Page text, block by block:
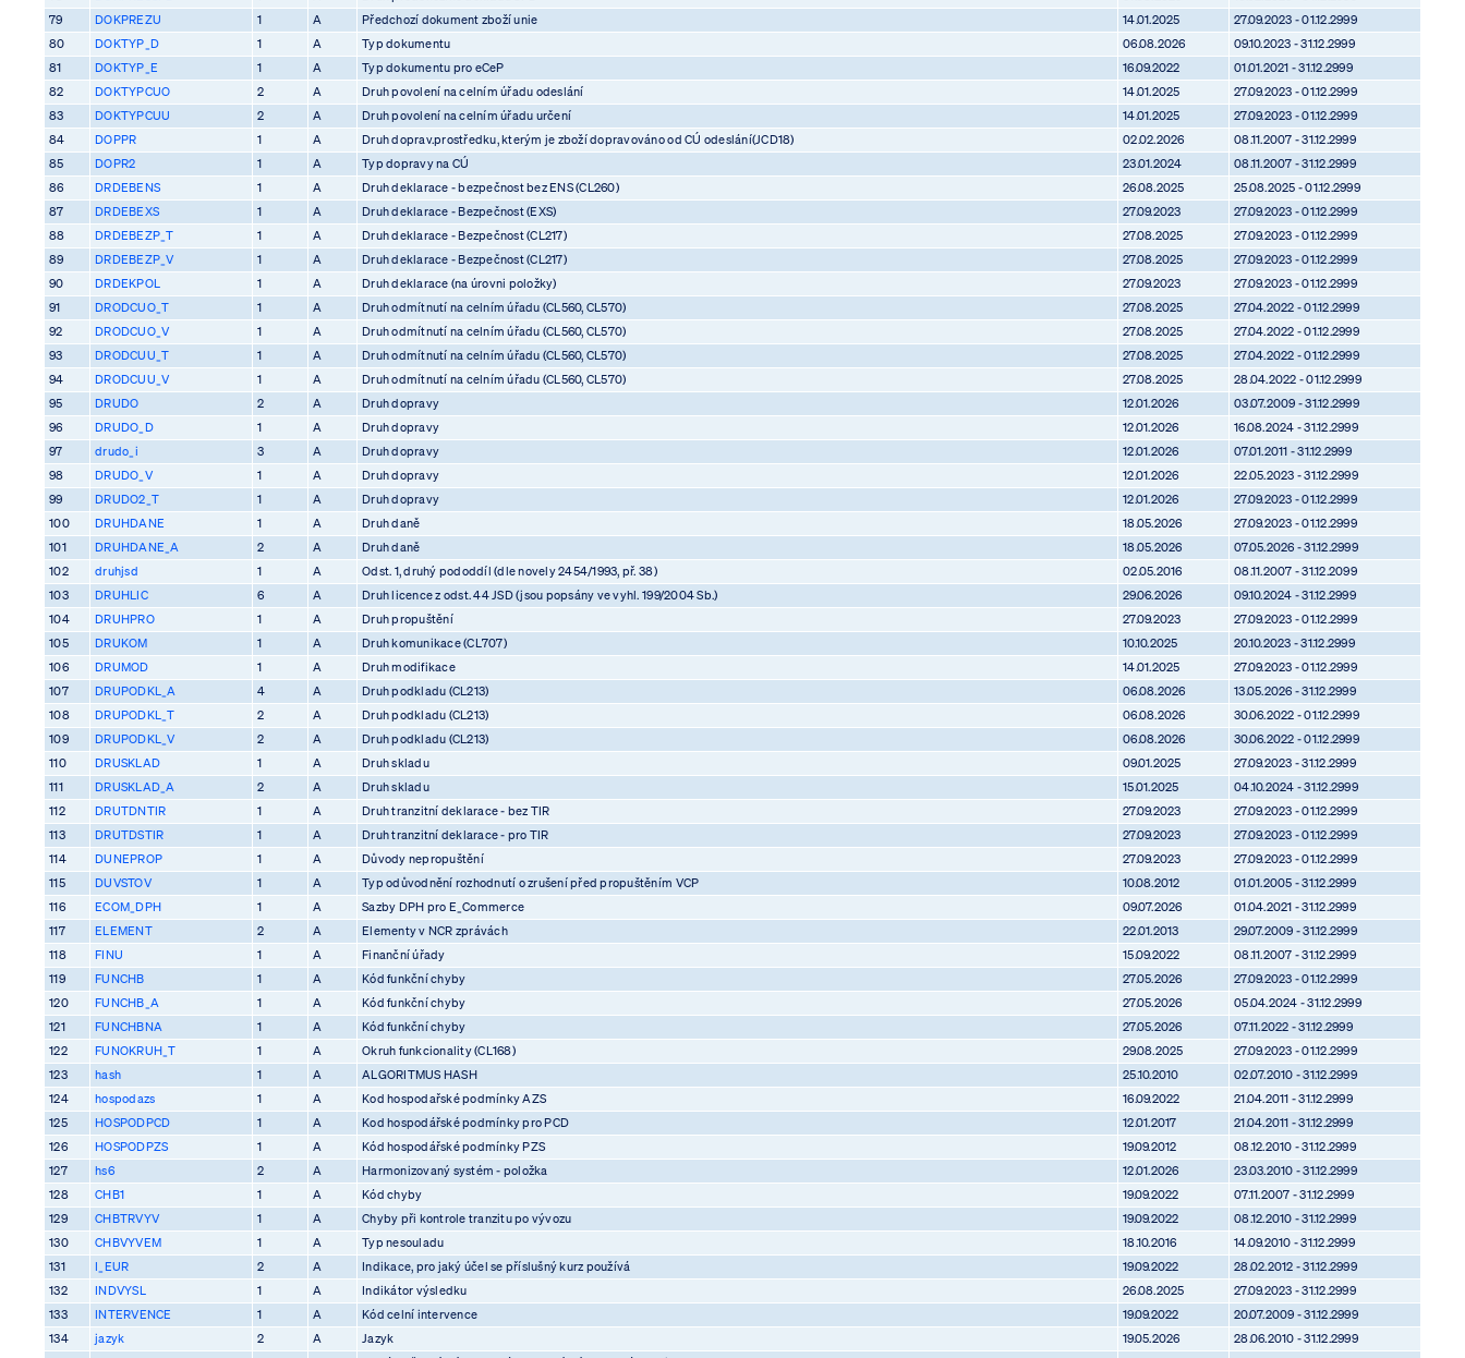
79
DOKPREZU 1 A Předchozí dokument zboží unie 14.01.2025
27.09.2023 - 01.12.2999
80
DOKTYP_D 1 A Typ dokumentu 06.08.2026
09.10.2023 - 31.12.2999
81
DOKTYP_E 1 A Typ dokumentu pro eCeP 16.09.2022
01.01.2021 - 31.12.2999
82
DOKTYPCUO 2 A Druh povolení na celním úřadu odeslání 14.01.2025
27.09.2023 - 01.12.2999
83
DOKTYPCUU 2 A Druh povolení na celním úřadu určení 14.01.2025
27.09.2023 - 01.12.2999
84
DOPPR 1 A Druh doprav.prostředku, kterým je zboží dopravováno od CÚ odeslání(JCD18) 02.02.2026
08.11.2007 - 31.12.2999
85
DOPR2 1 A Typ dopravy na CÚ 23.01.2024
08.11.2007 - 31.12.2999
86
DRDEBENS 1 A Druh deklarace - bezpečnost bez ENS (CL260) 26.08.2025
25.08.2025 - 01.12.2999
87
DRDEBEXS 1 A Druh deklarace - Bezpečnost (EXS) 27.09.2023
27.09.2023 - 01.12.2999
88
DRDEBEZP_T 1 A Druh deklarace - Bezpečnost (CL217) 27.08.2025
27.09.2023 - 01.12.2999
89
DRDEBEZP_V 1 A Druh deklarace - Bezpečnost (CL217) 27.08.2025
27.09.2023 - 01.12.2999
90
DRDEKPOL 1 A Druh deklarace (na úrovni položky) 27.09.2023
27.09.2023 - 01.12.2999
91
DRODCUO_T 1 A Druh odmítnutí na celním úřadu (CL560, CL570) 27.08.2025
27.04.2022 - 01.12.2999
92
DRODCUO_V 1 A Druh odmítnutí na celním úřadu (CL560, CL570) 27.08.2025
27.04.2022 - 01.12.2999
93
DRODCUU_T 1 A Druh odmítnutí na celním úřadu (CL560, CL570) 27.08.2025
27.04.2022 - 01.12.2999
94
DRODCUU_V 1 A Druh odmítnutí na celním úřadu (CL560, CL570) 27.08.2025
28.04.2022 - 01.12.2999
95
DRUDO 2 A Druh dopravy 12.01.2026
03.07.2009 - 31.12.2999
96
DRUDO_D 1 A Druh dopravy 12.01.2026
16.08.2024 - 31.12.2999
97
drudo_i 3 A Druh dopravy 12.01.2026
07.01.2011 - 31.12.2999
98
DRUDO_V 1 A Druh dopravy 12.01.2026
22.05.2023 - 31.12.2999
99
DRUDO2_T 1 A Druh dopravy 12.01.2026
27.09.2023 - 01.12.2999
100
DRUHDANE 1 A Druh daně 18.05.2026
27.09.2023 - 01.12.2999
101
DRUHDANE_A 2 A Druh daně 18.05.2026
07.05.2026 - 31.12.2999
102
druhjsd 1 A Odst. 1, druhý pododdíl (dle novely 2454/1993, př. 38) 02.05.2016
08.11.2007 - 31.12.2099
103
DRUHLIC 6 A Druh licence z odst. 44 JSD (jsou popsány ve vyhl. 199/2004 Sb.) 29.06.2026
09.10.2024 - 31.12.2999
104
DRUHPRO 1 A Druh propuštění 27.09.2023
27.09.2023 - 01.12.2999
105
DRUKOM 1 A Druh komunikace (CL707) 10.10.2025
20.10.2023 - 31.12.2999
106
DRUMOD 1 A Druh modifikace 14.01.2025
27.09.2023 - 01.12.2999
107
DRUPODKL_A 4 A Druh podkladu (CL213) 06.08.2026
13.05.2026 - 31.12.2999
108
DRUPODKL_T 2 A Druh podkladu (CL213) 06.08.2026
30.06.2022 - 01.12.2999
109
DRUPODKL_V 2 A Druh podkladu (CL213) 06.08.2026
30.06.2022 - 01.12.2999
110
DRUSKLAD 1 A Druh skladu 09.01.2025
27.09.2023 - 31.12.2999
111
DRUSKLAD_A 2 A Druh skladu 15.01.2025
04.10.2024 - 31.12.2999
112
DRUTDNTIR 1 A Druh tranzitní deklarace - bez TIR 27.09.2023
27.09.2023 - 01.12.2999
113
DRUTDSTIR 1 A Druh tranzitní deklarace - pro TIR 27.09.2023
27.09.2023 - 01.12.2999
114
DUNEPROP 1 A Důvody nepropuštění 27.09.2023
27.09.2023 - 01.12.2999
115
DUVSTOV 1 A Typ odůvodnění rozhodnutí o zrušení před propuštěním VCP 10.08.2012
01.01.2005 - 31.12.2999
116
ECOM_DPH 1 A Sazby DPH pro E_Commerce 09.07.2026
01.04.2021 - 31.12.2999
117
ELEMENT 2 A Elementy v NCR zprávách 22.01.2013
29.07.2009 - 31.12.2999
118
FINU 1 A Finanční úřady 15.09.2022
08.11.2007 - 31.12.2999
119
FUNCHB 1 A Kód funkční chyby 27.05.2026
27.09.2023 - 01.12.2999
120
FUNCHB_A 1 A Kód funkční chyby 27.05.2026
05.04.2024 - 31.12.2999
121
FUNCHBNA 1 A Kód funkční chyby 27.05.2026
07.11.2022 - 31.12.2999
122
FUNOKRUH_T 1 A Okruh funkcionality (CL168) 29.08.2025
27.09.2023 - 01.12.2999
123
hash 1 A ALGORITMUS HASH 25.10.2010
02.07.2010 - 31.12.2999
124
hospodazs 1 A Kod hospodařské podmínky AZS 16.09.2022
21.04.2011 - 31.12.2999
125
HOSPODPCD 1 A Kod hospodářské podmínky pro PCD 12.01.2017
21.04.2011 - 31.12.2999
126
HOSPODPZS 1 A Kód hospodářské podmínky PZS 19.09.2012
08.12.2010 - 31.12.2999
127
hs6 2 A Harmonizovaný systém - položka 12.01.2026
23.03.2010 - 31.12.2999
128
CHB1 1 A Kód chyby 19.09.2022
07.11.2007 - 31.12.2999
129
CHBTRVYV 1 A Chyby při kontrole tranzitu po vývozu 19.09.2022
08.12.2010 - 31.12.2999
130
CHBVYVEM 1 A Typ nesouladu 18.10.2016
14.09.2010 - 31.12.2999
131
I_EUR 2 A Indikace, pro jaký účel se příslušný kurz používá 19.09.2022
28.02.2012 - 31.12.2999
132
INDVYSL 1 A Indikátor výsledku 26.08.2025
27.09.2023 - 31.12.2999
133
INTERVENCE 1 A Kód celní intervence 19.09.2022
20.07.2009 - 31.12.2999
134
jazyk 2 A Jazyk 19.05.2026
28.06.2010 - 31.12.2999